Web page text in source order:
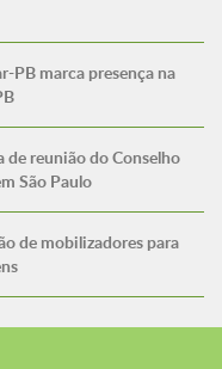
PB marca presença na
de reunião do Conselho
São Paulo
de mobilizadores para